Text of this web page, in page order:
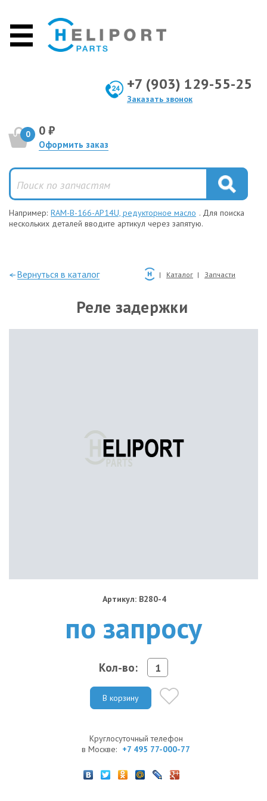
+7 (903) 129-55-25
Заказать звонок
0 0 ₽
Оформить заказ
Например: RAM-B-166-AP14U, редукторное масло . Для поиска
нескольких деталей вводите артикул через запятую.
—Вернуться в каталог Каталог Запчасти
Реле задержки
Артикул: B280-4
по запросу
Кол-во:
В корзину
Круглосуточный телефон
в Москве: +7 495 77-000-77